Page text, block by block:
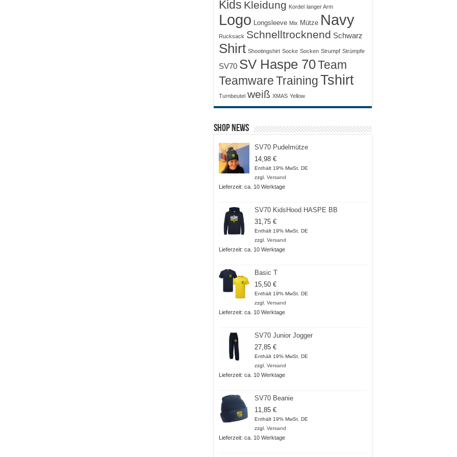
Kids Kleidung Kordel langer Arm
Logo Longsleeve Mix Mütze Navy
Rucksack Schnelltrocknend Schwarz
Shirt Shootingshirt Socke Socken Strumpf Strümpfe
SV70 SV Haspe 70Team
Teamware TrainingTshirt
Turnbeutel weiß XMAS Yellow
Shop News
SV70 Pudelmütze
14,98 €
Enthält 19% MwSt. DE
zzgl. Versand
Lieferzeit: ca. 10 Werktage
SV70 KidsHood HASPE BB
31,75 €
Enthält 19% MwSt. DE
zzgl. Versand
Lieferzeit: ca. 10 Werktage
Basic T
15,50 €
Enthält 19% MwSt. DE
zzgl. Versand
Lieferzeit: ca. 10 Werktage
SV70 Junior Jogger
27,85 €
Enthält 19% MwSt. DE
zzgl. Versand
Lieferzeit: ca. 10 Werktage
SV70 Beanie
11,85 €
Enthält 19% MwSt. DE
zzgl. Versand
Lieferzeit: ca. 10 Werktage